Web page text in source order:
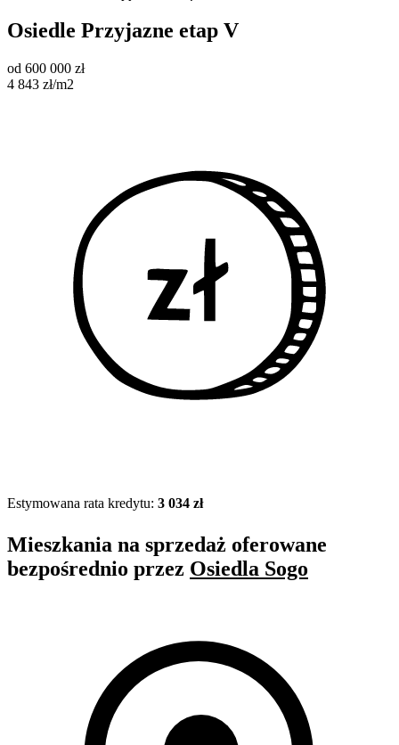
Osiedle Przyjazne etap V
od 600 000 zł
4 843 zł/m2
Estymowana rata kredytu: 3 034 zł
Mieszkania na sprzedaż oferowane
bezpośrednio przez Osiedla Sogo